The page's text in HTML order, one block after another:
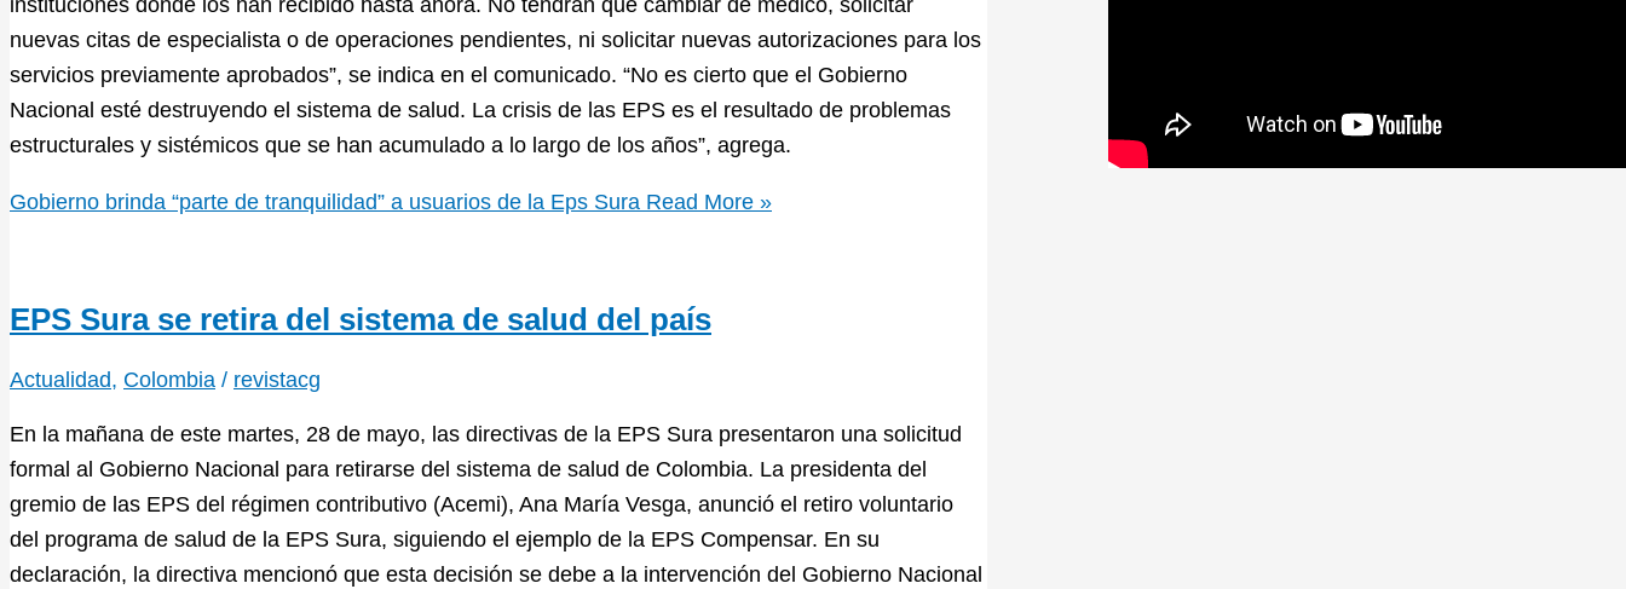
nuevas citas de especialista o de operaciones pendientes, ni solicitar nuevas autorizaciones para los
servicios previamente aprobados”, se indica en el comunicado. “No es cierto que el Gobierno
Nacional esté destruyendo el sistema de salud. La crisis de las EPS es el resultado de problemas
estructurales y sistémicos que se han acumulado a lo largo de los años”, agrega.
Gobierno brinda “parte de tranquilidad” a usuarios de la Eps Sura Read More »
EPS Sura se retira del sistema de salud del país
Actualidad, Colombia / revistacg
En la mañana de este martes, 28 de mayo, las directivas de la EPS Sura presentaron una solicitud
formal al Gobierno Nacional para retirarse del sistema de salud de Colombia. La presidenta del
gremio de las EPS del régimen contributivo (Acemi), Ana María Vesga, anunció el retiro voluntario
del programa de salud de la EPS Sura, siguiendo el ejemplo de la EPS Compensar. En su
declaración, la directiva mencionó que esta decisión se debe a la intervención del Gobierno Nacional